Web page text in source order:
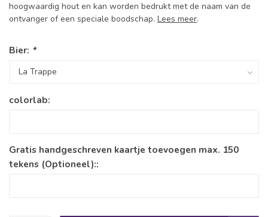
hoogwaardig hout en kan worden bedrukt met de naam van de
ontvanger of een speciale boodschap. Lees meer.
Bier: *
colorlab:
Gratis handgeschreven kaartje toevoegen max. 150
tekens (Optioneel)::